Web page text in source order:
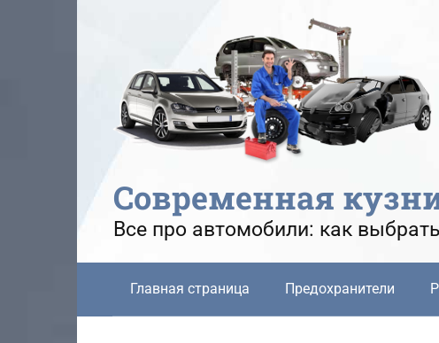
Современная
Все про автомобили: как
Главная страница Предохранители